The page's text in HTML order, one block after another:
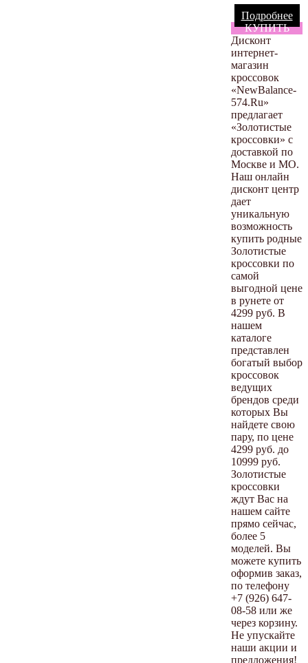
Подробнее
КУПИТЬ
Дисконт
интернет-
магазин
кроссовок
«NewBalance-
574.Ru»
предлагает
«Золотистые
кроссовки» с
доставкой по
Москве и МО.
Наш онлайн
дисконт центр
дает
уникальную
возможность
купить родные
Золотистые
кроссовки по
самой
выгодной цене
в рунете от
4299 руб. В
нашем
каталоге
представлен
богатый выбор
кроссовок
ведущих
брендов среди
которых Вы
найдете свою
пару, по цене
4299 руб. до
10999 руб.
Золотистые
кроссовки
ждут Вас на
нашем сайте
прямо сейчас,
более 5
моделей. Вы
можете купить
оформив заказ,
по телефону
+7 (926) 647-
08-58 или же
через корзину.
Не упускайте
наши акции и
предложения!